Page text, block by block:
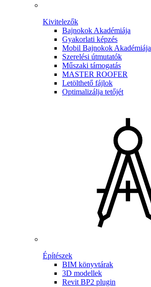
Kivitelezők
Bajnokok Akadémiája
Gyakorlati képzés
Mobil Bajnokok Akadémiája
Szerelési útmutatók
Műszaki támogatás
MASTER ROOFER
Letölthető fájlok
Optimalizálja tetőjét
Építészek
BIM könyvtárak
3D modellek
Revit BP2 plugin